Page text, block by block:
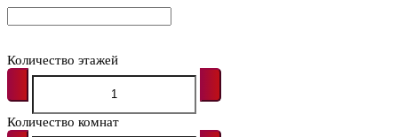
Количество этажей
Количество комнат